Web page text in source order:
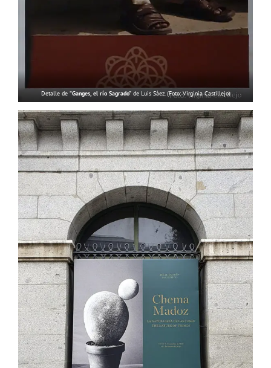
Detalle de “Ganges, el río Sagrado”de Luis Sáez. (Foto: Virginia Castillejo)